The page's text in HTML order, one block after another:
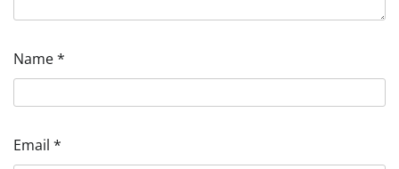
Name*
Email *